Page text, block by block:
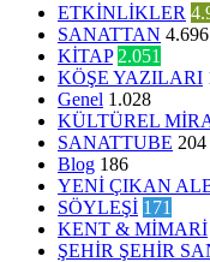
ETKİNLİKLER
SANATTAN 4.696
KİTAP 2.051
KÖŞE YAZILARI
Genel 1.028
KÜLTÜREL
SANATTUBE 204
Blog 186
YENİ ÇIKAN
SÖYLEŞİ 171
KENT & MİMARİ
ŞEHİR ŞEHİR